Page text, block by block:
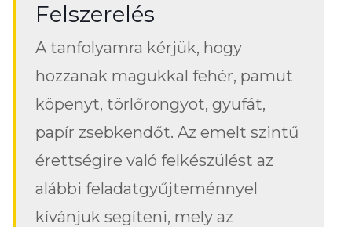
Felszerelés
A tanfolyamra kérjük, hogy
hozzanak magukkal fehér, pamut
köpenyt, törlőrongyot, gyufát,
papír zsebkendőt. Az emelt szintű
érettségire való felkészülést az
alábbi feladatgyűjteménnyel
kívánjuk segíteni, mely az